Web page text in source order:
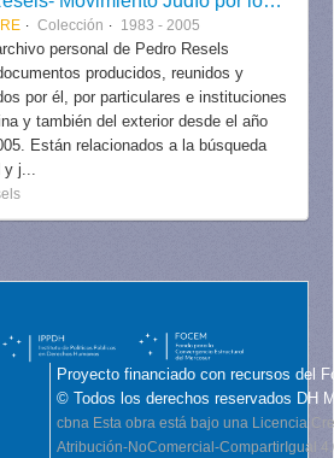
Colección 1983 - 2005
personal de Pedro Resels
producidos, reunidos y
por él, por particulares e instituciones
y también del exterior desde el año
Están relacionados a la búsqueda
y j...
Proyecto financiado con recursos del
© Todos los derechos reservados DH
cbna Esta obra está bajo una Licencia
Atribución-NoComercial-CompartirIgual